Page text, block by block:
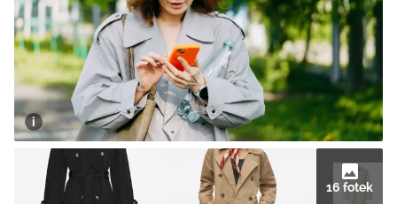
Testy a kvízy
BYDLENÍ
Všechny kategorie
Tvoření
Rady a tipy
BurdaMedia
Extra
SVĚT ŽENY - 599 KČ
ROČNÍ PŘEDPLATNÉ SVĚT ŽENY +
SADA PRODUKTŮ MANA (10 ks)
16 fotek